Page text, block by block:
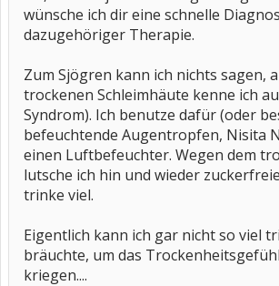
wünsche ich dir eine schnelle
dazugehöriger Therapie.
Zum Sjögren kann ich nichts sagen,
trockenen Schleimhäute kenne ich
Syndrom). Ich benutze dafür (oder
befeuchtende Augentropfen, Nisita
einen Luftbefeuchter. Wegen dem
lutsche ich hin und wieder
trinke viel.
Eigentlich kann ich gar nicht so viel
bräuchte, um das
kriegen....